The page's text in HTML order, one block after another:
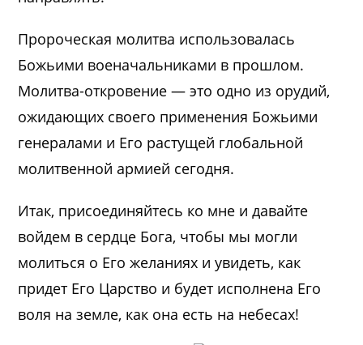
Пророческая молитва использовалась
Божьими военачальниками в прошлом.
Молитва-откровение — это одно из орудий,
ожидающих своего применения Божьими
генералами и Его растущей глобальной
молитвенной армией сегодня.
Итак, присоединяйтесь ко мне и давайте
войдем в сердце Бога, чтобы мы могли
молиться о Его желаниях и увидеть, как
придет Его Царство и будет исполнена Его
воля на земле, как она есть на небесах!